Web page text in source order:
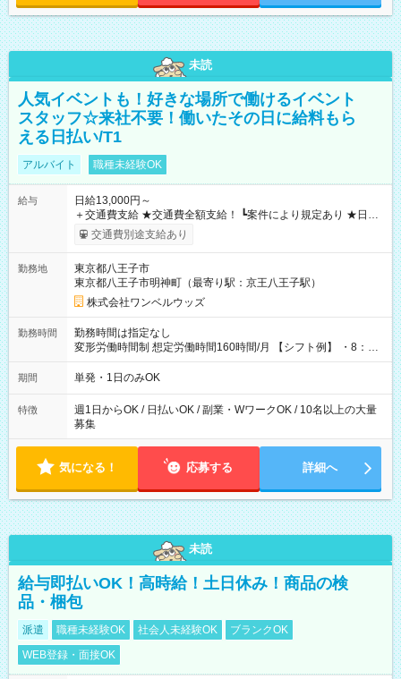
未読
人気イベントも！好きな場所で働けるイベント
スタッフ☆来社不要！働いたその日に給料もら
える日払い/T1
アルバイト 職種未経験OK
給与
日給13,000円～
＋交通費支給 ★交通費全額支給！ ┗案件により規定あり ★日払
いOK！（規定あり） ┗働いたその日に現金GET♪ お仕事後はコ
ンビニATMから 日払い分を引き落とせます！ 【試用期間】試
交通費別途支給あり
勤務地
東京都八王子市
東京都八王子市明神町（最寄り駅：京王八王子駅）
株式会社ワンベルウッズ
勤務時間
勤務時間は指定なし
変形労働時間制 想定労働時間160時間/月 【シフト例】 ・8：00
～21：00
期間 単発・1日のみOK
特徴
週1日からOK / 日払いOK / 副業・WワークOK / 10名以上の大量
募集
気になる！ 応募する 詳細へ
未読
給与即払いOK！高時給！土日休み！商品の検
品・梱包
派遣 職種未経験OK 社会人未経験OK
ブランクOK
WEB登録・面接OK